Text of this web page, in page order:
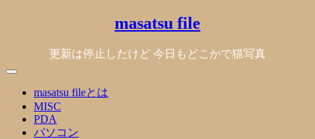
masatsu file
更新は停止したけど 今日もどこかで猫写真
masatsu fileとは
MISC
PDA
パソコン